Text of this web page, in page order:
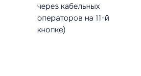
через кабельных
операторов на 11-й
кнопке)